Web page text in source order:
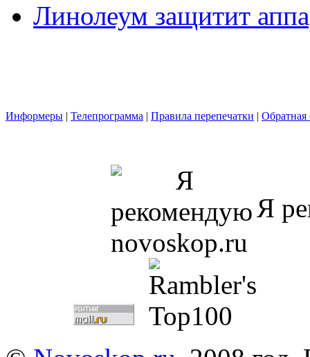
Линолеум защитит
Информеры | Телепрограмма | Правила перепечатки | Обратная
Я